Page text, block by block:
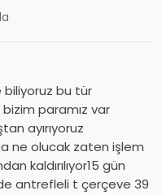
bu tür
paramız var
ayırıyoruz
ne olucak zaten işlem
kaldırılıyor15 gün
antrefleli t çerçeve 39